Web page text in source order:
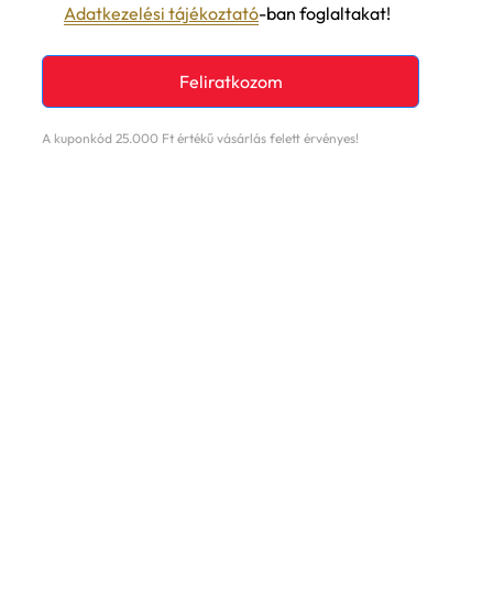
Adatkezelési tájékoztató-ban foglaltakat!
Feliratkozom
A kuponkód 25.000 Ft értékű vásárlás felett érvényes!